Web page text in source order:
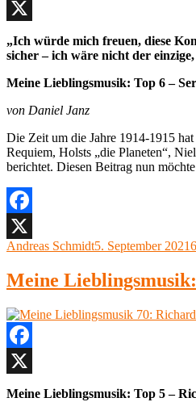
Facebook
X
„Ich würde mich freuen, diese
sicher – ich wäre nicht der
Meine Lieblingsmusik: Top 6 –
von Daniel Janz
Die Zeit um die Jahre 1914-1915
Requiem, Holsts „die Planeten“,
berichtet. Diesen Beitrag nun
Facebook
X
Autor
Andreas SchmidtVeröffentlicht
5. September 2021
Meine
Facebook
X
Meine Lieblingsmusik: Top 5 –